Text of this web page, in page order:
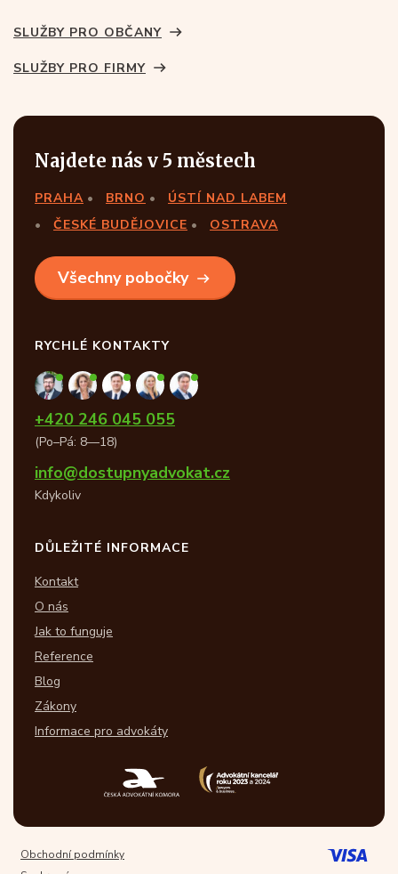
SLUŽBY PRO OBČANY
SLUŽBY PRO FIRMY
Najdete nás v 5 městech
PRAHA BRNO
ÚSTÍ NAD LABEM
ČESKÉ BUDĚJOVICE
OSTRAVA
Všechny pobočky
RYCHLÉ KONTAKTY
+420 246 045 055
(Po–Pá: 8—18)
info@dostupnyadvokat.cz
Kdykoliv
DŮLEŽITÉ INFORMACE
Kontakt
O nás
Jak to funguje
Reference
Blog
Zákony
Informace pro advokáty
Obchodní podmínky